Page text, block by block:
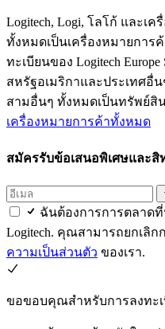
Logitech, Logi, โลโก้ และเ
ทั้งหมดเป็นเครื่องหมายการ
ทะเบียนของ Logitech
สหรัฐอเมริกาและประเทศอื่
สามอื่นๆ ทั้งหมดเป็นทรัพย์สิ
เครื่องหมายการค้าทั้งหมด
สมัครรับข้อเสนอพิเศษและ
ฉันต้องการการตลาดที่
Logitech. คุณสามารถยกเลิ
ความเป็นส่วนตัว ของเรา.
ขอขอบคุณสำหรับการลงทะ